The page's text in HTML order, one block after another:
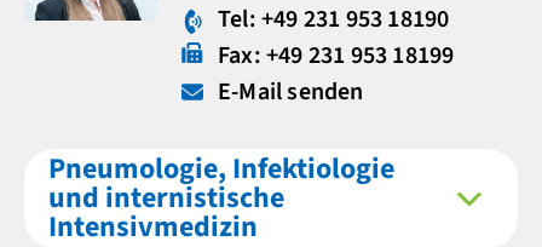
Tel: +49 231 953 18190
Fax: +49 231 953 18199
E-Mail senden
Pneumologie, Infektiologie
und internistische
Intensivmedizin